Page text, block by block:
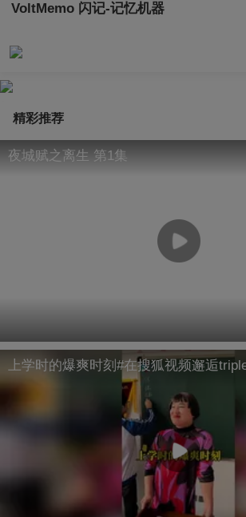
VoltMemo 闪记-记忆机器
精彩推荐
夜城赋之离生 第1集
上学时的爆爽时刻#在搜狐视频邂逅